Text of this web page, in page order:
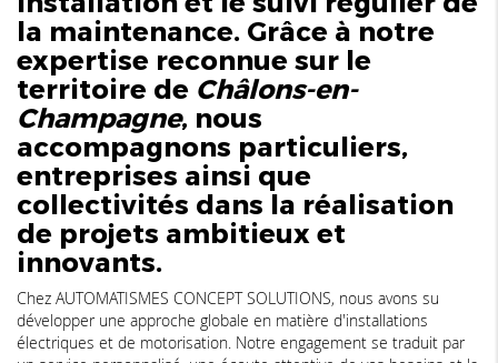
la maintenance. Grâce à notre
expertise reconnue sur le
territoire de Châlons-en-
Champagne, nous
accompagnons particuliers,
entreprises ainsi que
collectivités dans la réalisation
de projets ambitieux et
innovants.
Chez AUTOMATISMES CONCEPT SOLUTIONS, nous avons su
développer une approche globale en matière d'installations
électriques et de motorisation. Notre engagement se traduit par